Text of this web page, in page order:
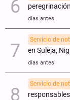
días antes
Servicio de
en Suleja,
días antes
Servicio de